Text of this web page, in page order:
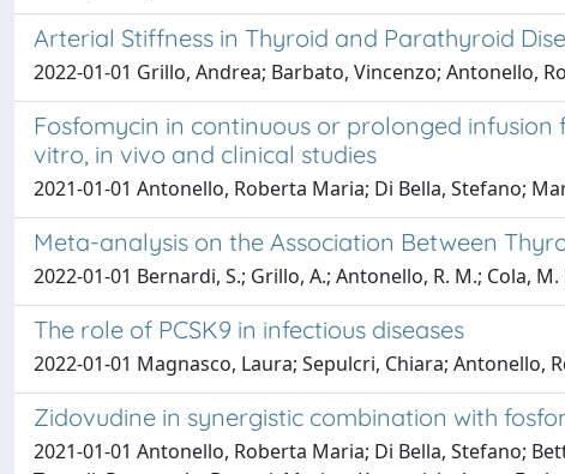
Arterial Stiffness in Thyroid and Parathyroid
2022-01-01 Grillo, Andrea; Barbato, Vincenzo; Antonello,
Fosfomycin in continuous or prolonged
vitro, in vivo and clinical studies
2021-01-01 Antonello, Roberta Maria; Di Bella, Stefano;
Meta-analysis on the Association Between
2022-01-01 Bernardi, S.; Grillo, A.; Antonello, R. M.; Cola, M.
The role of PCSK9 in infectious diseases
2022-01-01 Magnasco, Laura; Sepulcri, Chiara;
Zidovudine in synergistic combination with
2021-01-01 Antonello, Roberta Maria; Di Bella, Stefano;